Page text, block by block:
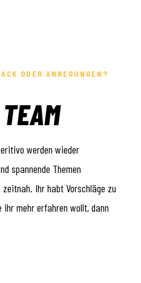
ODER ANREGUNGEN?
werden wieder
spannende Themen
Ihr habt Vorschläge zu
ihr mehr erfahren wollt, dann